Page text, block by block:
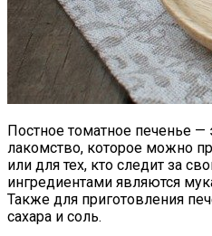
Постное томатное печенье —
лакомство, которое можно
или для тех, кто следит за
ингредиентами являются
Также для приготовления
сахара и соль.